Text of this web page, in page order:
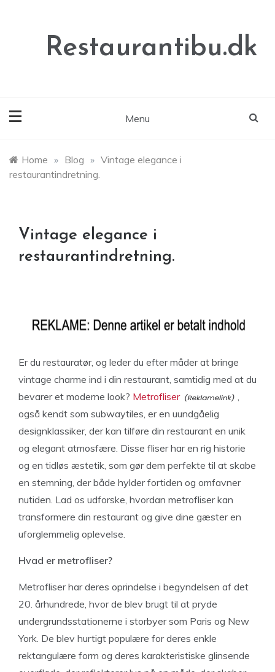
Restaurantibu.dk
Menu
Home » Blog » Vintage elegance i
restaurantindretning.
Vintage elegance i
restaurantindretning.
Er du restauratør, og leder du efter måder at bringe
vintage charme ind i din restaurant, samtidig med at du
bevarer et moderne look? Metrofliser
,
også kendt som subwaytiles, er en uundgåelig
designklassiker, der kan tilføre din restaurant en unik
og elegant atmosfære. Disse fliser har en rig historie
og en tidløs æstetik, som gør dem perfekte til at skabe
en stemning, der både hylder fortiden og omfavner
nutiden. Lad os udforske, hvordan metrofliser kan
transformere din restaurant og give dine gæster en
uforglemmelig oplevelse.
Hvad er metrofliser?
Metrofliser har deres oprindelse i begyndelsen af det
20. århundrede, hvor de blev brugt til at pryde
undergrundsstationerne i storbyer som Paris og New
York. De blev hurtigt populære for deres enkle
rektangulære form og deres karakteristiske glinsende